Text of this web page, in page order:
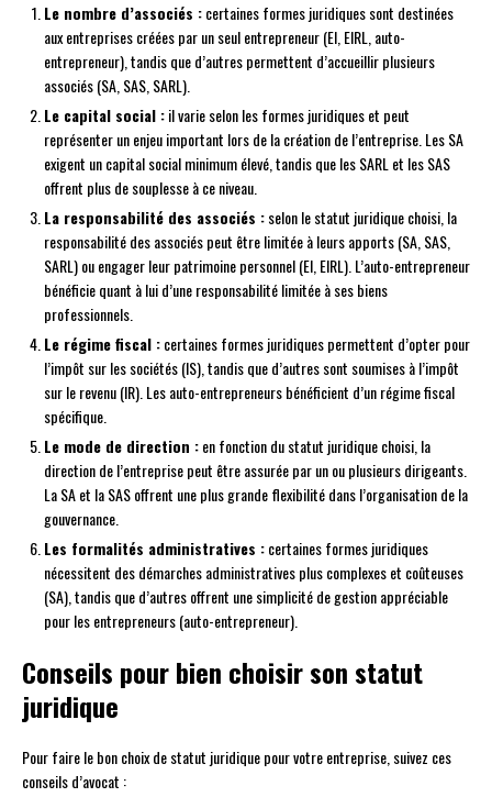
Le nombre d’associés :certaines formes juridiques sont destinées
aux entreprises créées par un seul entrepreneur (EI, EIRL, auto-
entrepreneur), tandis que d’autres permettent d’accueillir plusieurs
associés (SA, SAS, SARL).
Le capital social :il varie selon les formes juridiques et peut
représenter un enjeu important lors de la création de l’entreprise. Les SA
exigent un capital social minimum élevé, tandis que les SARL et les SAS
offrent plus de souplesse à ce niveau.
La responsabilité des associés :selon le statut juridique choisi, la
responsabilité des associés peut être limitée à leurs apports (SA, SAS,
SARL) ou engager leur patrimoine personnel (EI, EIRL). L’auto-entrepreneur
bénéficie quant à lui d’une responsabilité limitée à ses biens
professionnels.
Le régime fiscal :certaines formes juridiques permettent d’opter pour
l’impôt sur les sociétés (IS), tandis que d’autres sont soumises à l’impôt
sur le revenu (IR). Les auto-entrepreneurs bénéficient d’un régime fiscal
spécifique.
Le mode de direction :en fonction du statut juridique choisi, la
direction de l’entreprise peut être assurée par un ou plusieurs dirigeants.
La SA et la SAS offrent une plus grande flexibilité dans l’organisation de la
gouvernance.
Les formalités administratives :certaines formes juridiques
nécessitent des démarches administratives plus complexes et coûteuses
(SA), tandis que d’autres offrent une simplicité de gestion appréciable
pour les entrepreneurs (auto-entrepreneur).
Conseils pour bien choisir son statut
juridique
Pour faire le bon choix de statut juridique pour votre entreprise, suivez ces
conseils d’avocat :